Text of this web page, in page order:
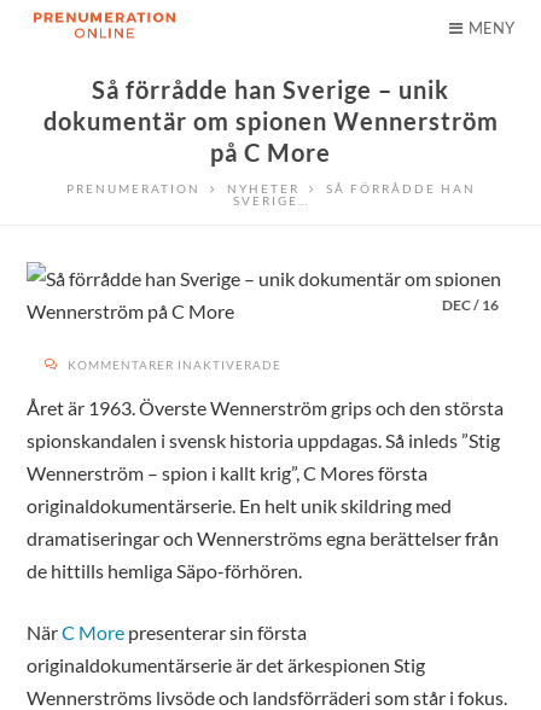
MENY
Så förrådde han Sverige – unik
dokumentär om spionen Wennerström
på C More
PRENUMERATION NYHETER
SÅ FÖRRÅDDE HAN
SVERIGE…
DEC/ 16
KOMMENTARER INAKTIVERADE
HAN
SVERIGE
UNIK
DOKUMENTÄR
SPIONEN
WENNERSTRÖM
C
Året är 1963. Överste Wennerström grips och den största
spionskandalen i svensk historia uppdagas. Så inleds ”Stig
Wennerström – spion i kallt krig”, C Mores första
originaldokumentärserie. En helt unik skildring med
dramatiseringar och Wennerströms egna berättelser från
de hittills hemliga Säpo-förhören.
NärC More presenterar sin första
originaldokumentärserie är det ärkespionen Stig
Wennerströms livsöde och landsförräderi som står i fokus.